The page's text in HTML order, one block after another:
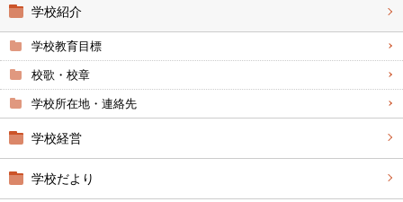
学校紹介
学校教育目標
校歌・校章
学校所在地・連絡先
学校経営
学校だより